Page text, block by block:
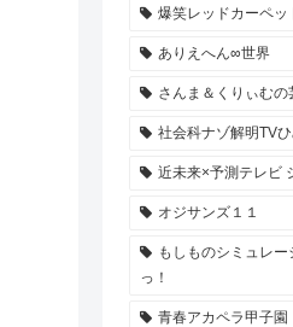
爆笑レッドカーペッ
ありえへん∞世界
さんま＆くりぃむの
社会科ナゾ解明TV
近未来×予測テレビ
オジサンズ１１
もしものシミュレ
っ！
青春アカペラ甲子